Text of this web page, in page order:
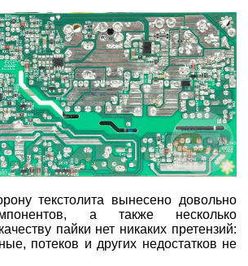
текстолита вынесено довольно
а также несколько
пайки нет никаких претензий:
потеков и других недостатков не